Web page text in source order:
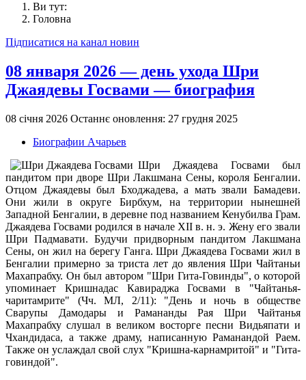
Ви тут:
Головна
Підписатися на канал новин
08 января 2026 — день ухода Шри
Джаядевы Госвами — биография
08 січня 2026 Останнє оновлення: 27 грудня 2025
Биографии Ачарьев
Шри Джаядева Госвами был
пандитом при дворе Шри Лакшмана Сены, короля Бенгалии.
Отцом Джаядевы был Бходжадева, а мать звали Бамадеви.
Они жили в округе Бирбхум, на территории нынешней
Западной Бенгалии, в деревне под названием Кенубилва Грам.
Джаядева Госвами родился в начале XII в. н. э. Жену его звали
Шри Падмавати. Будучи придворным пандитом Лакшмана
Сены, он жил на берегу Ганга. Шри Джаядева Госвами жил в
Бенгалии примерно за триста лет до явления Шри Чайтаньи
Махапрабху. Он был автором "Шри Гита-Говинды", о которой
упоминает Кришнадас Кавираджа Госвами в "Чайтанья-
чаритамрите" (Чч. МЛ, 2/11): "День и ночь в обществе
Сварупы Дамодары и Рамананды Рая Шри Чайтанья
Махапрабху слушал в великом восторге песни Видьяпати и
Чхандидаса, а также драму, написанную Раманандой Раем.
Также он услаждал свой слух "Кришна-карнамритой" и "Гита-
говиндой".